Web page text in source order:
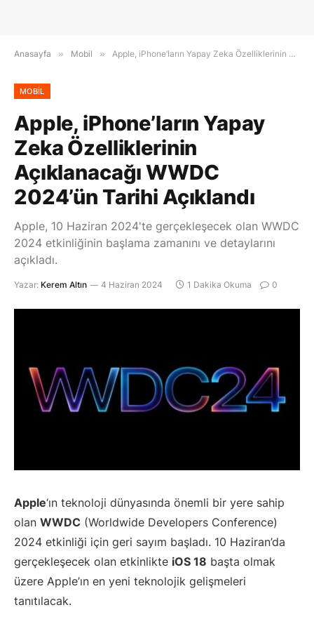
Anasayfa » Mobil » Apple, iPhone’ların Yapay Zeka Özelliklerinin Açıklanacağı WWDC 2024’ün Tarihi Açıklandı
MOBIL
Apple, iPhone’ların Yapay
Zeka Özelliklerinin
Açıklanacağı WWDC
2024’ün Tarihi Açıklandı
Apple, 10 Haziran 2024'te gerçekleşecek olan WWDC
2024 etkinliğinin başlama zamanını ve detaylarını
açıkladı.
Yazar: Kerem Altın 4 Haziran 2024 1 Dakika Okuma 0
Apple‘ın teknoloji dünyasında önemli bir yere sahip
olan WWDC (Worldwide Developers Conference)
2024 etkinliği için geri sayım başladı. 10 Haziran’da
gerçekleşecek olan etkinlikte iOS 18 başta olmak
üzere Apple’ın en yeni teknolojik gelişmeleri
tanıtılacak.